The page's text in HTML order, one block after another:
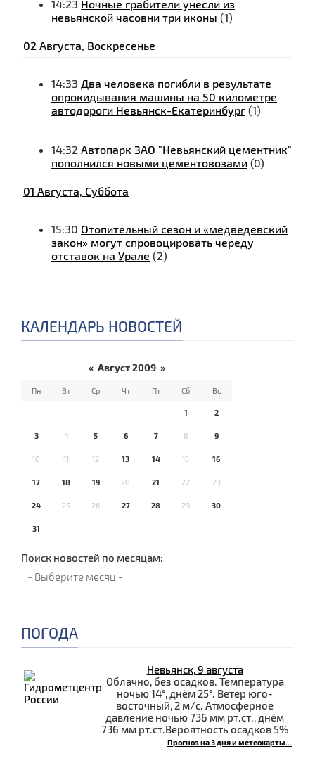
14:23 Ночные грабители унесли из
невьянской часовни три иконы (1)
02 Августа, Воскресенье
14:33 Два человека погибли в результате
опрокидывания машины на 50 километре
автодороги Невьянск-Екатеринбург (1)
14:32 Автопарк ЗАО "Невьянский цементник"
пополнился новыми цементовозами (0)
01 Августа, Суббота
15:30 Отопительный сезон и «медведевский
закон» могут спровоцировать череду
отставок на Урале (2)
КАЛЕНДАРЬ НОВОСТЕЙ
« Август 2009 »
Пн Вт Ср Чт Пт Сб Вс
1 2
3 4 5 6 7 8 9
10 11 12 13 14 15 16
17 18 19 20 21 22 23
24 25 26 27 28 29 30
31
Поиск новостей по месяцам:
ПОГОДА
Невьянск, 9 августа
Облачно, без осадков. Температура
ночью 14°, днём 25°. Ветер юго-
восточный, 2 м/с. Атмосферное
давление ночью 736 мм рт.ст., днём
736 мм рт.ст.Вероятность осадков 5%
Прогноз на 3 дня и метеокарты...